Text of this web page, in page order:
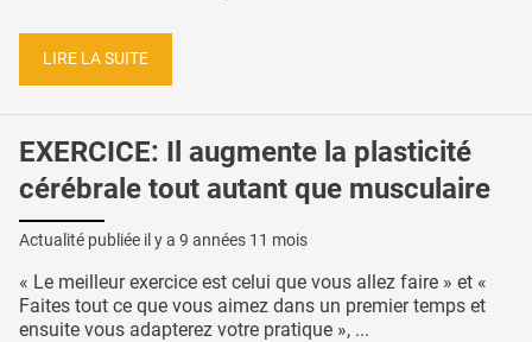
LIRE LA SUITE
EXERCICE: Il augmente la plasticité
cérébrale tout autant que musculaire
Actualité publiée il y a 9 années 11 mois
« Le meilleur exercice est celui que vous allez faire » et «
Faites tout ce que vous aimez dans un premier temps et
ensuite vous adapterez votre pratique », ...